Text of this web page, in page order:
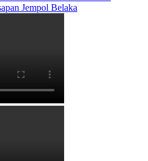
Jempol Belaka